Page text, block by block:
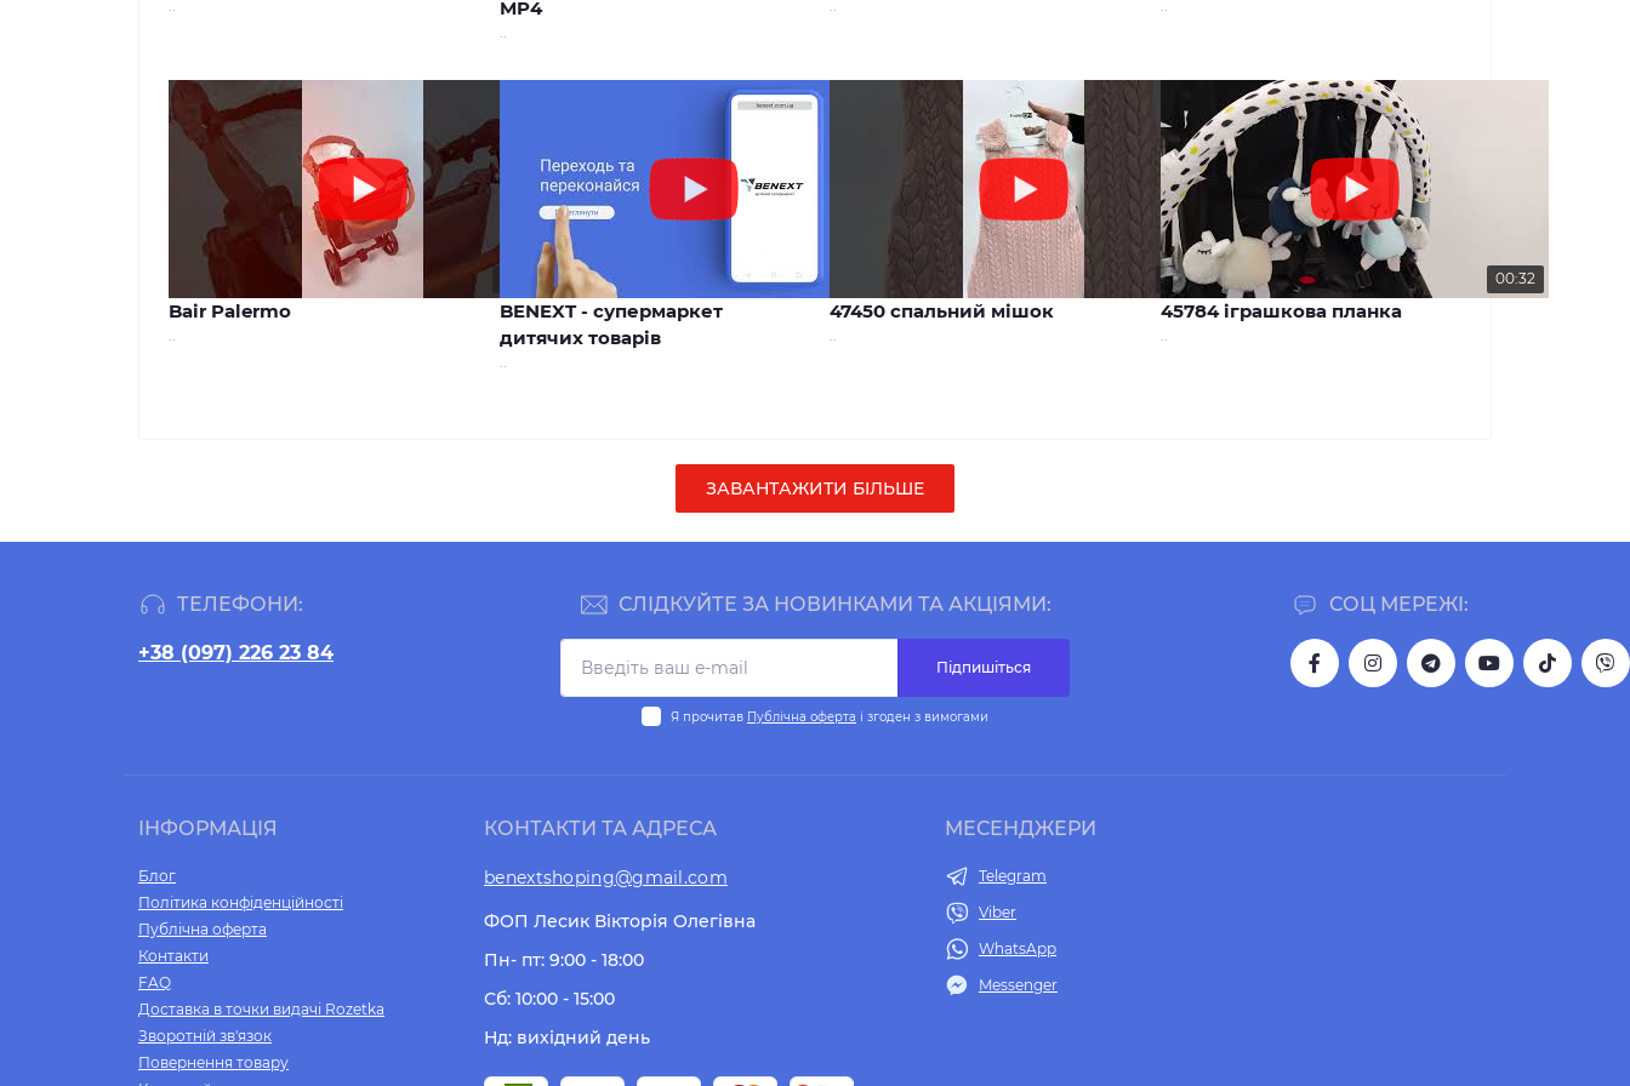
MP4
00:44
Bair Palermo
BENEXT - супермаркет
дитячих товарів
00:29
47450 спальний мішок
00:32
45784 іграшкова планка
ЗАВАНТАЖИТИ БІЛЬШЕ
ТЕЛЕФОНИ:
+38 (097) 226 23 84
СОЦ МЕРЕЖІ:
СЛІДКУЙТЕ ЗА НОВИНКАМИ ТА АКЦІЯМИ:
Підпишіться
Я прочитав Публічна оферта і згоден з вимогами
ІНФОРМАЦІЯ
Блог
Політика конфіденційності
Публічна оферта
Контакти
FAQ
Доставка в точки видачі Rozetka
Зворотній зв'язок
Повернення товару
КОНТАКТИ ТА АДРЕСА
benextshoping@gmail.com
ФОП Лесик Вікторія Олегівна
Пн- пт: 9:00 - 18:00
Сб: 10:00 - 15:00
Нд: вихідний день
МЕСЕНДЖЕРИ
Telegram
Viber
WhatsApp
Messenger